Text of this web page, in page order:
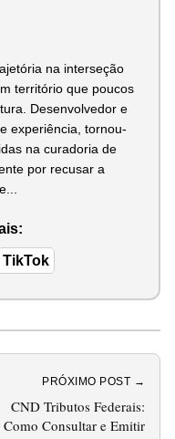
na interseção
território que poucos
Desenvolvedor e
experiência, tornou-
na curadoria de
por recusar a
TikTok
PRÓXIMO POST →
CND Tributos Federais:
Como Consultar e Emitir